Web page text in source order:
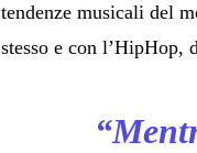
tendenze musicali del
stesso e con l’HipHop,
“